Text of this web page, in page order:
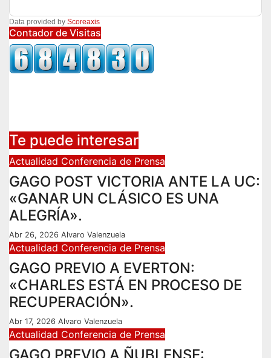
Data provided by Scoreaxis
Contador de Visitas
Te puede interesar
Actualidad Conferencia de Prensa
GAGO POST VICTORIA ANTE LA UC:
«GANAR UN CLÁSICO ES UNA
ALEGRÍA».
Abr 26, 2026 Alvaro Valenzuela
Actualidad Conferencia de Prensa
GAGO PREVIO A EVERTON:
«CHARLES ESTÁ EN PROCESO DE
RECUPERACIÓN».
Abr 17, 2026 Alvaro Valenzuela
Actualidad Conferencia de Prensa